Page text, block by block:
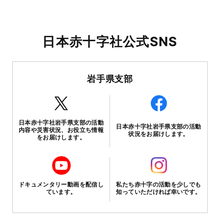
日本赤十字社公式SNS
岩手県支部
日本赤十字社岩手県支部の活動
内容や災害状況、お役立ち情報
をお届けします。
日本赤十字社岩手県支部の活動
状況をお届けします。
ドキュメンタリー動画を配信し
ています。
私たち赤十字の活動を少しでも
知っていただければ幸いです。